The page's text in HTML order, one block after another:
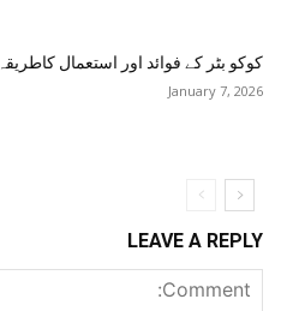
کوکو بٹر کے فوائد اور استعمال کاطریقہ
January 7, 2026
LEAVE A REPLY